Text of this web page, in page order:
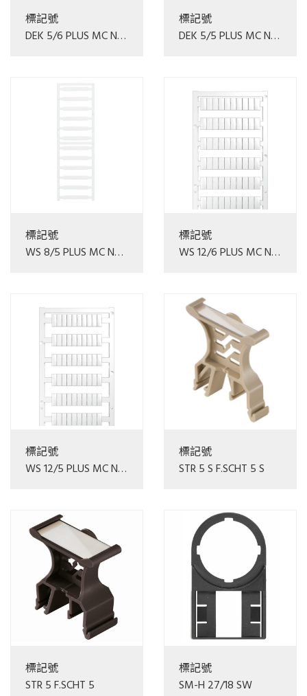
標記號
DEK 5/6 PLUS MC NE
標記號
DEK 5/5 PLUS MC NE
標記號
WS 8/5 PLUS MC NE
標記號
WS 12/6 PLUS MC NE
標記號
WS 12/5 PLUS MC NE
標記號
STR 5 S F.SCHT 5 S
標記號
STR 5 F.SCHT 5
標記號
SM-H 27/18 SW